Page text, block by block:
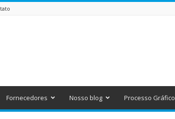
Fornecedores Nosso blog Processo Gráfico